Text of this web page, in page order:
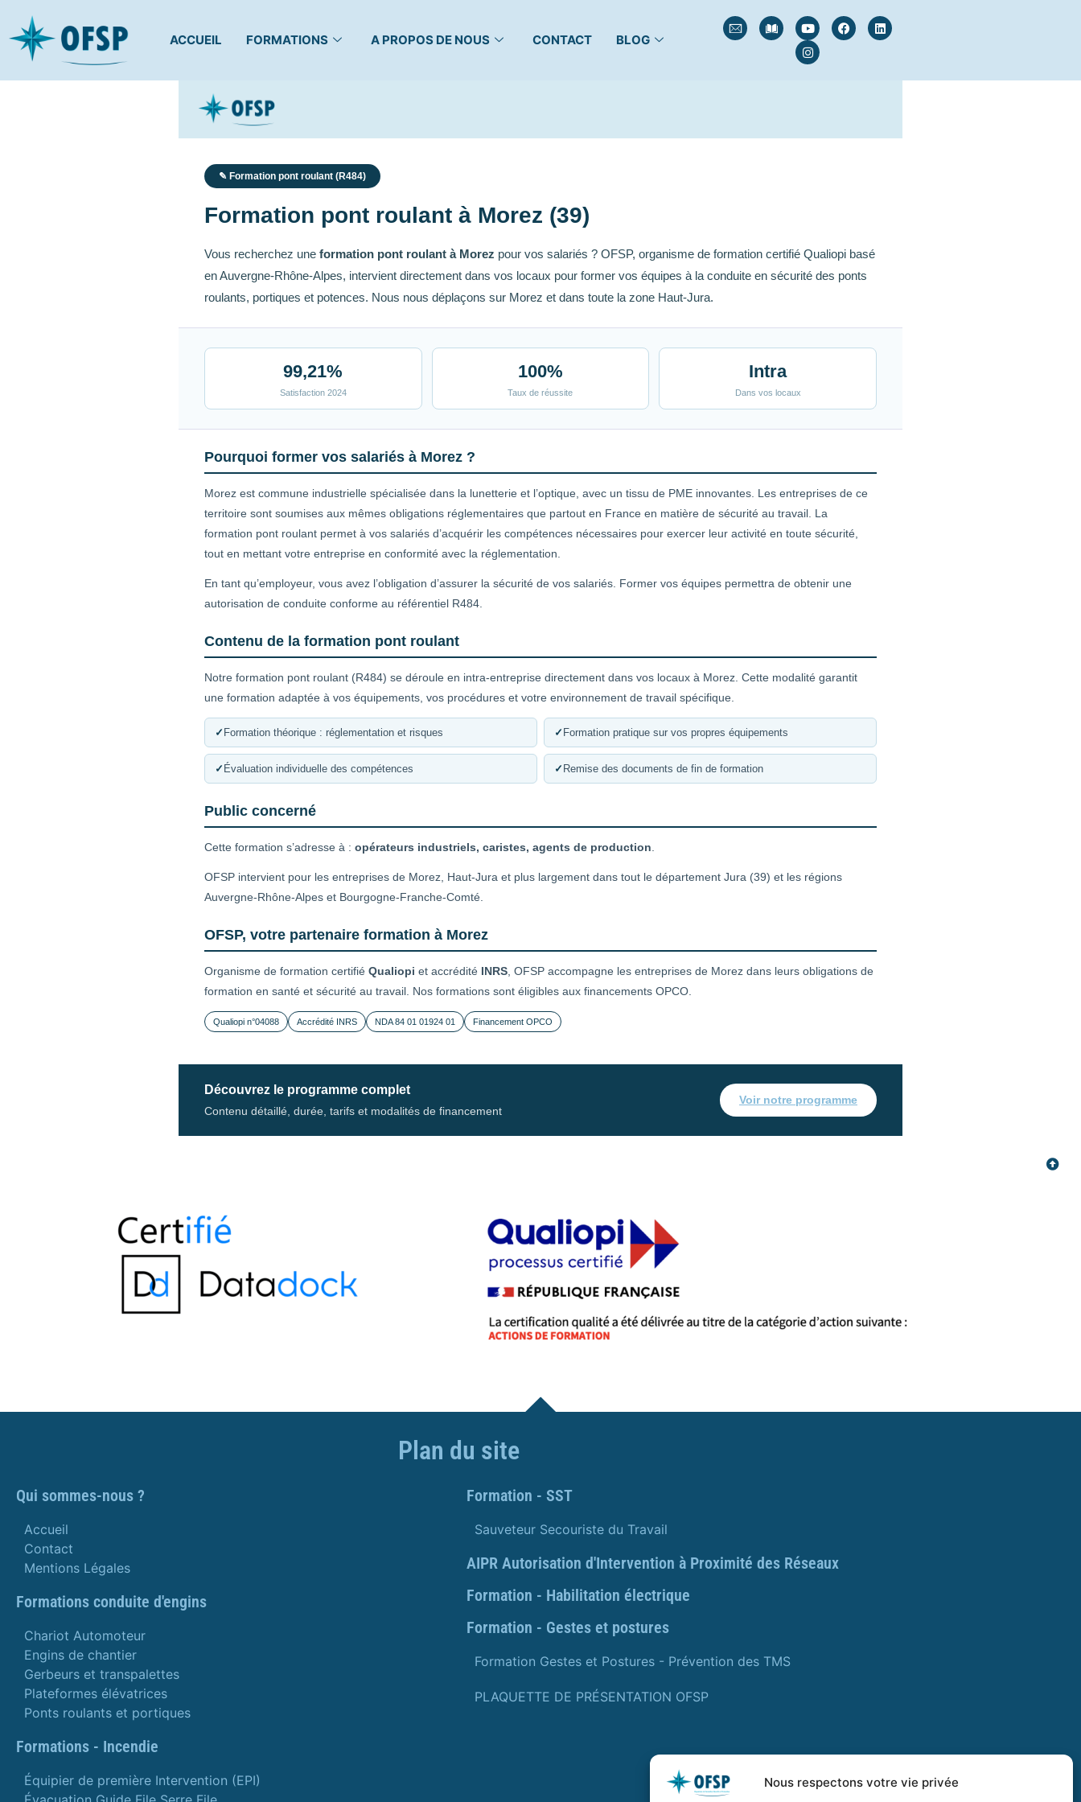
Nous respectons votre vie privée
ACCUEIL FORMATIONS A PROPOS DE NOUS CONTACT BLOG
✎ Formation pont roulant (R484)
Formation pont roulant à Morez (39)
Vous recherchez une formation pont roulant à Morez pour vos salariés ? OFSP, organisme de formation certifié Qualiopi basé
en Auvergne-Rhône-Alpes, intervient directement dans vos locaux pour former vos équipes à la conduite en sécurité des ponts
roulants, portiques et potences. Nous nous déplaçons sur Morez et dans toute la zone Haut-Jura.
99,21%
Satisfaction 2024
100%
Taux de réussite
Intra
Dans vos locaux
Pourquoi former vos salariés à Morez ?
Morez est commune industrielle spécialisée dans la lunetterie et l’optique, avec un tissu de PME innovantes. Les entreprises de ce
territoire sont soumises aux mêmes obligations réglementaires que partout en France en matière de sécurité au travail. La
formation pont roulant permet à vos salariés d’acquérir les compétences nécessaires pour exercer leur activité en toute sécurité,
tout en mettant votre entreprise en conformité avec la réglementation.
En tant qu’employeur, vous avez l’obligation d’assurer la sécurité de vos salariés. Former vos équipes permettra de obtenir une
autorisation de conduite conforme au référentiel R484.
Contenu de la formation pont roulant
Notre formation pont roulant (R484) se déroule en intra-entreprise directement dans vos locaux à Morez. Cette modalité garantit
une formation adaptée à vos équipements, vos procédures et votre environnement de travail spécifique.
✓ Formation théorique : réglementation et risques ✓ Formation pratique sur vos propres équipements
✓ Évaluation individuelle des compétences ✓ Remise des documents de fin de formation
Public concerné
Cette formation s’adresse à : opérateurs industriels, caristes, agents de production
OFSP intervient pour les entreprises de Morez, Haut-Jura et plus largement dans tout le département Jura (39) et les régions
Auvergne-Rhône-Alpes et Bourgogne-Franche-Comté.
OFSP, votre partenaire formation à Morez
Organisme de formation certifié Qualiopi et accrédité INRS , OFSP accompagne les entreprises de Morez dans leurs obligations de
formation en santé et sécurité au travail. Nos formations sont éligibles aux financements OPCO.
Qualiopi n°04088 Accrédité INRS NDA 84 01 01924 01 Financement OPCO
Découvrez le programme complet
Contenu détaillé, durée, tarifs et modalités de financement
Voir notre programme
Plan du site
Qui sommes-nous ?
Accueil
Contact
Mentions Légales
Formations conduite d'engins
Chariot Automoteur
Engins de chantier
Gerbeurs et transpalettes
Plateformes élévatrices
Ponts roulants et portiques
Formations - Incendie
Équipier de première Intervention (EPI)
Formation - SST
Sauveteur Secouriste du Travail
AIPR Autorisation d'Intervention à Proximité des Réseaux
Formation - Habilitation électrique
Formation - Gestes et postures
Formation Gestes et Postures - Prévention des TMS
PLAQUETTE DE PRÉSENTATION OFSP